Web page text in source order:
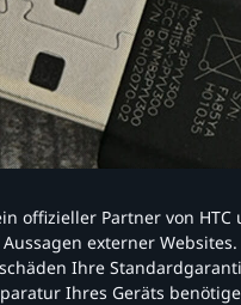
offizieller Partner von
Aussagen externer
Ihre
Ihres Geräts